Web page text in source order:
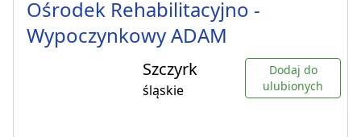
Ośrodek Rehabilitacyjno -
Wypoczynkowy ADAM
Szczyrk
śląskie
Dodaj do
ulubionych